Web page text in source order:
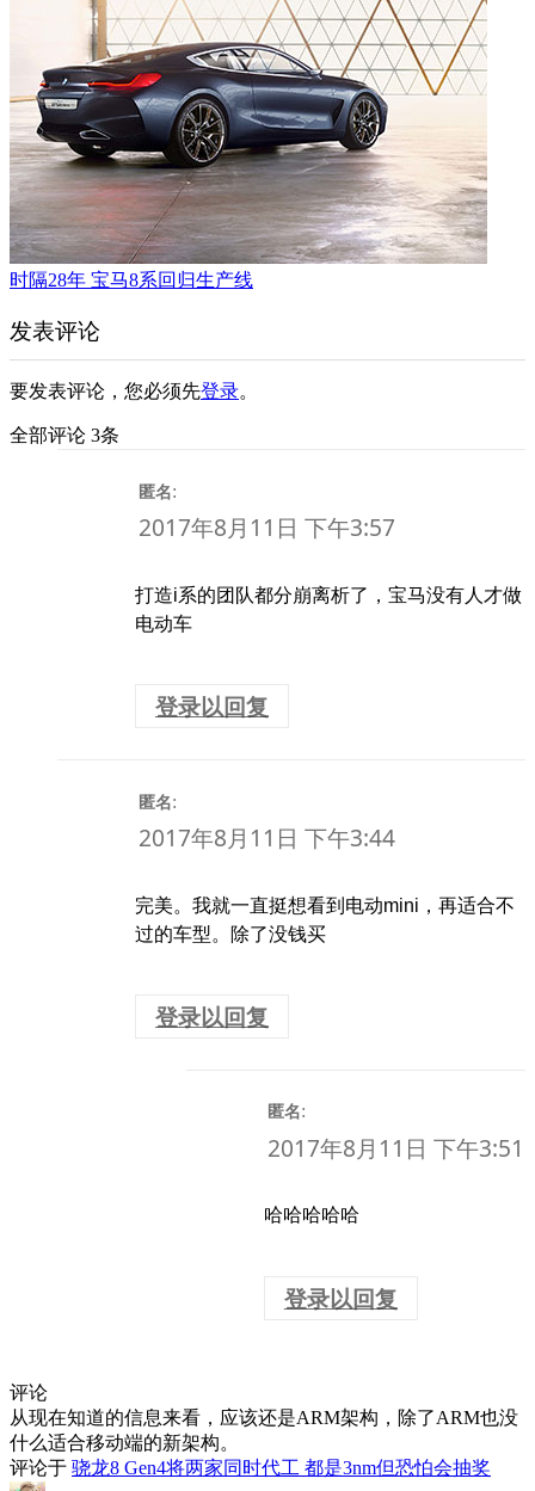
时隔28年 宝马8系回归生产线
发表评论
要发表评论，您必须先登录。
全部评论 3条
匿名:
2017年8月11日 下午3:57
打造i系的团队都分崩离析了，宝马没有人才做
电动车
登录以回复
匿名:
2017年8月11日 下午3:44
完美。我就一直挺想看到电动mini，再适合不
过的车型。除了没钱买
登录以回复
匿名:
2017年8月11日 下午3:51
哈哈哈哈哈
登录以回复
评论
从现在知道的信息来看，应该还是ARM架构，除了ARM也没
什么适合移动端的新架构。
评论于 骁龙8 Gen4将两家同时代工 都是3nm但恐怕会抽奖